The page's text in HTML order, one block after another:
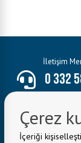
İletişim
0 332
Belediye Adresi:
Çerez
İçeriği